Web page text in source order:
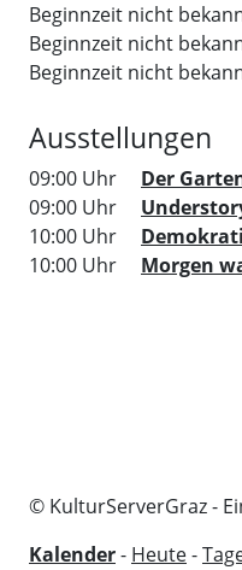
Beginnzeit nicht
Beginnzeit nicht
Beginnzeit nicht
Ausstellungen
09:00 Uhr Der
09:00 Uhr
Understory -
10:00 Uhr
10:00 Uhr
Morgen
© KulturServerGraz -
Kalender- Heute-